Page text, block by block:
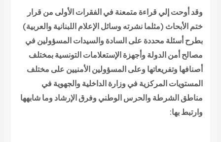
وقد أوحت إلي قراءة متمعنة في الفقرات الأولى من قرار
ختم الأبحاث (مثلما نشرته وسائل الإعلام اللبنانية والعربية)
بطرح أسئلة محددة على السادة والسيدات المسؤولين في
مصالح أمن الدولة وأجهزة الإستعلامات التونسية بمختلف
أصنافها وتفريعاتها وعلى المسؤولين الأمنيين على مختلف
المستويات المركزية في وزارة الداخلية والجهوية في
مناطق الشرطة والحرس الوطني وفرق الإرشاد وما شابهها
وارتبط بها: